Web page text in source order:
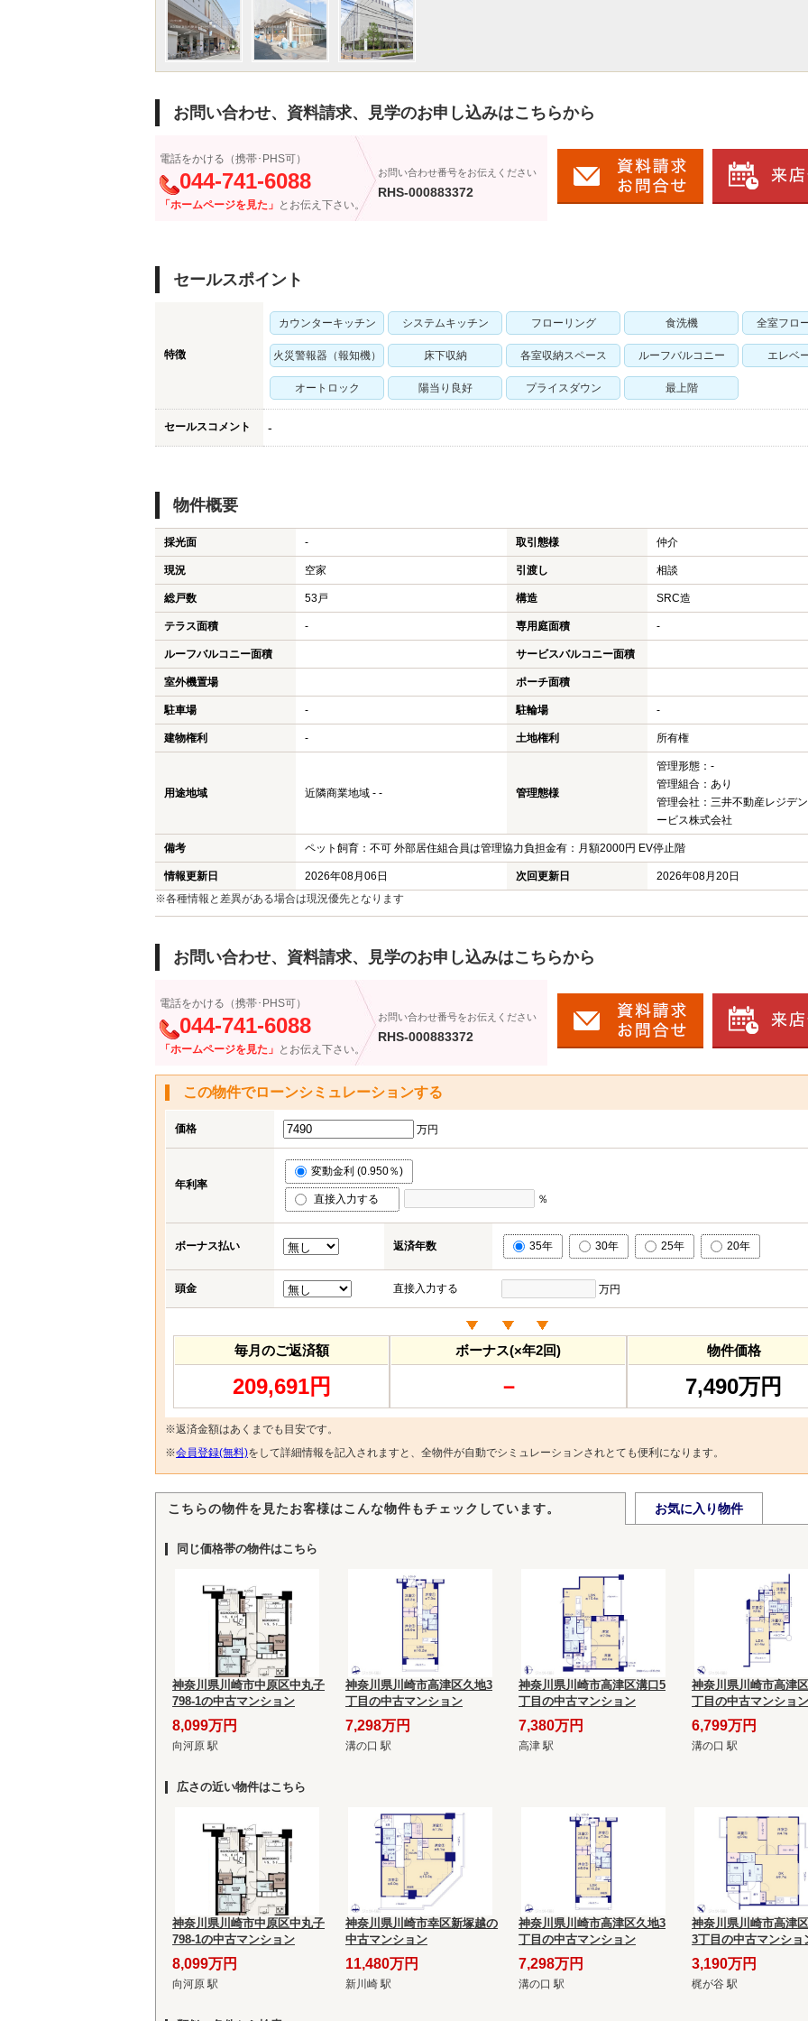
お問い合わせ、資料請求、見学のお申し込みはこちらから
電話をかける（携帯･PHS可）
044-741-6088
「ホームページを見た」 とお伝え下さい。
お問い合わせ番号をお伝えください
RHS-000883372
セールスポイント
特徴
カウンターキッチン システムキッチン フローリング 食洗機 全室フロ
火災警報器（報知機） 床下収納 各室収納スペース ルーフバルコニー エレベ
オートロック 陽当り良好 プライスダウン 最上階
セールスコメント -
物件概要
採光面 - 取引態様 仲介
現況 空家 引渡し 相談
総戸数 53戸 構造 SRC造
テラス面積 - 専用庭面積 -
ルーフバルコニー面積 サービスバルコニー面積
室外機置場 ポーチ面積
駐車場 - 駐輪場 -
建物権利 - 土地権利 所有権
用途地域 近隣商業地域 - - 管理態様
管理形態：-
管理組合：あり
管理会社：三井不動産レジデ
ービス株式会社
備考 ペット飼育：不可 外部居住組合員は管理協力負担金有：月額2000円 EV停止階
情報更新日 2026年08月06日 次回更新日
2026年08月20日
※各種情報と差異がある場合は現況優先となります
お問い合わせ、資料請求、見学のお申し込みはこちらから
電話をかける（携帯･PHS可）
044-741-6088
「ホームページを見た」 とお伝え下さい。
お問い合わせ番号をお伝えください
RHS-000883372
この物件でローンシミュレーションする
価格 万円
年利率
変動金利 (0.950％)
直接入力する ％
ボーナス払い 返済年数 35年 30年 25年 20年
頭金 直接入力する 万円
毎月のご返済額
209,691円
ボーナス(×年2回)
－
物件価格
7,490万円
※返済金額はあくまでも目安です。
※会員登録(無料)をして詳細情報を記入されますと、全物件が自動でシミュレーションされとても便利になります。
こちらの物件を見たお客様はこんな物件もチェックしています。 お気に入り物件
同じ価格帯の物件はこちら
神奈川県川崎市中原区中丸子
798-1の中古マンション
8,099万円
向河原 駅
神奈川県川崎市高津区久地3
丁目の中古マンション
7,298万円
溝の口 駅
神奈川県川崎市高津区溝口5
丁目の中古マンション
7,380万円
高津 駅
神奈川県川崎市高津
丁目の中古マンション
6,799万円
溝の口 駅
広さの近い物件はこちら
神奈川県川崎市中原区中丸子
798-1の中古マンション
8,099万円
向河原 駅
神奈川県川崎市幸区新塚越の
中古マンション
11,480万円
新川崎 駅
神奈川県川崎市高津区久地3
丁目の中古マンション
7,298万円
溝の口 駅
神奈川県川崎市高津
3丁目の中古マンショ
3,190万円
梶が谷 駅